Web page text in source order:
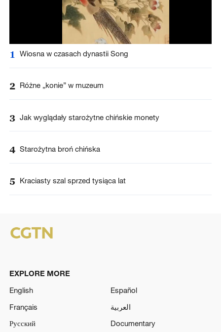
1 Wiosna w czasach dynastii Song
2 Różne „konie” w muzeum
3 Jak wyglądały starożytne chińskie monety
4 Starożytna broń chińska
5 Kraciasty szal sprzed tysiąca lat
EXPLORE MORE
English
Español
Français
العربية
Русский
Documentary